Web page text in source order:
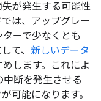
が発生する可能性
は、アップグレー
ーで少なくとも
て、 新しいデータ
します。これによ
中断を発生させる
可能になります。